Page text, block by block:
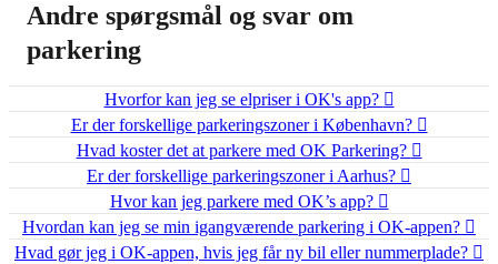
Andre spørgsmål og svar om
parkering
Hvorfor kan jeg se elpriser i OK's app?
Er der forskellige parkeringszoner i København?
Hvad koster det at parkere med OK Parkering?
Er der forskellige parkeringszoner i Aarhus?
Hvor kan jeg parkere med OK’s app?
Hvordan kan jeg se min igangværende parkering i OK-appen?
Hvad gør jeg i OK-appen, hvis jeg får ny bil eller nummerplade?